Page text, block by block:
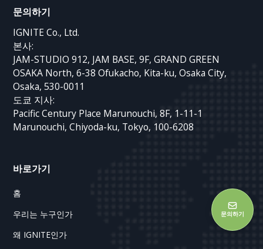
문의하기
IGNITE Co., Ltd.
본사:
JAM-STUDIO 912, JAM BASE, 9F, GRAND GREEN
OSAKA North, 6-38 Ofukacho, Kita-ku, Osaka City,
Osaka, 530-0011
도쿄 지사:
Pacific Century Place Marunouchi, 8F, 1-11-1
Marunouchi, Chiyoda-ku, Tokyo, 100-6208
바로가기
홈
우리는 누구인가
왜 IGNITE인가
문의하기